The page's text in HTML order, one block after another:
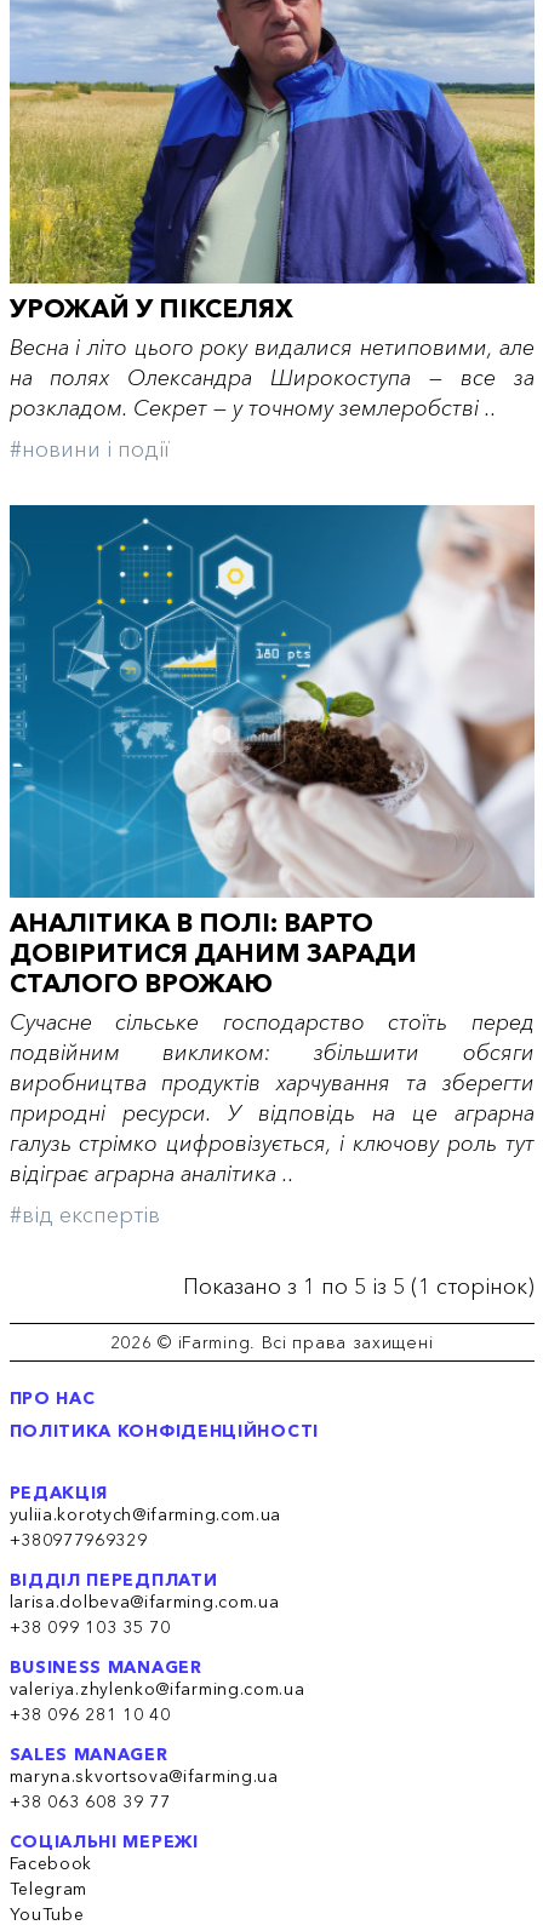
УРОЖАЙ У ПІКСЕЛЯХ
Весна і літо цього року видалися нетиповими, але
на полях Олександра Широкоступа — все за
розкладом. Секрет — у точному землеробстві ..
#новини і події
АНАЛІТИКА В ПОЛІ: ВАРТО
ДОВІРИТИСЯ ДАНИМ ЗАРАДИ
СТАЛОГО ВРОЖАЮ
Сучасне сільське господарство стоїть перед
подвійним викликом: збільшити обсяги
виробництва продуктів харчування та зберегти
природні ресурси. У відповідь на це аграрна
галузь стрімко цифровізується, і ключову роль тут
відіграє аграрна аналітика ..
#від експертів
Показано з 1 по 5 із 5 (1 сторінок)
2026 © iFarming. Всі права захищені
ПРО НАС
ПОЛІТИКА КОНФІДЕНЦІЙНОСТІ
РЕДАКЦІЯ
yuliia.korotych@ifarming.com.ua
+380977969329
ВІДДІЛ ПЕРЕДПЛАТИ
larisa.dolbeva@ifarming.com.ua
+38 099 103 35 70
BUSINESS MANAGER
valeriya.zhylenko@ifarming.com.ua
+38 096 281 10 40
SALES MANAGER
maryna.skvortsova@ifarming.ua
+38 063 608 39 77
СОЦІАЛЬНІ МЕРЕЖІ
Facebook
Telegram
YouTube